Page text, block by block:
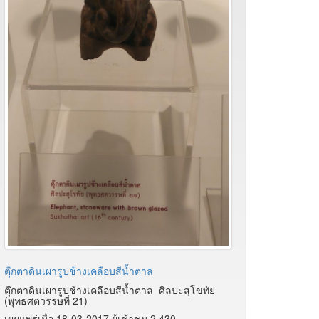
ตุ๊กตาดินเผารูปช้างเคลือบสีน้ำตาล
ตุ๊กตาดินเผารูปช้างเคลือบสีน้ำตาล ศิลปะสุโขทัย
(พุทธศตวรรษที่ 21)